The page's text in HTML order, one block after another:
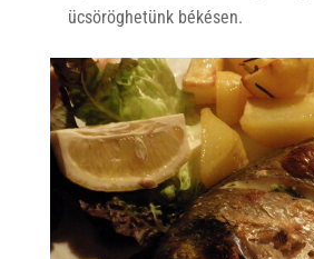
ücsöröghetünk békésen.